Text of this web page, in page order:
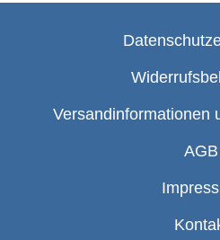
Versandinformationen
AGB